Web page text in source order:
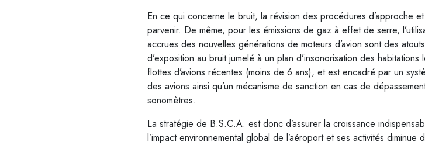
En ce qui concerne le bruit, la révision des procédures d’approche
parvenir. De même, pour les émissions de gaz à effet de serre,
accrues des nouvelles générations de moteurs d’avion sont des
d’exposition au bruit jumelé à un plan d’insonorisation des
flottes d’avions récentes (moins de 6 ans), et est encadré par un
des avions ainsi qu’un mécanisme de sanction en cas de
sonomètres.
La stratégie de B.S.C.A. est donc d’assurer la croissance
l’impact environnemental global de l’aéroport et ses activités diminue